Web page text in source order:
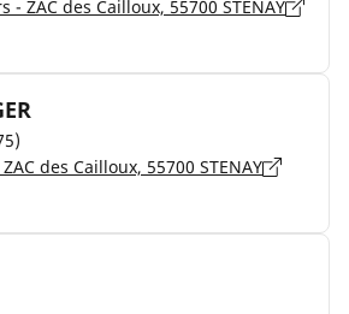
- ZAC des Cailloux, 55700 STENAY
des Cailloux, 55700 STENAY